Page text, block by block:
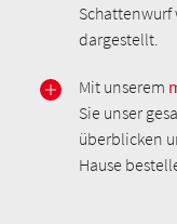
dargestellt.
Mit unserem
Sie unser
überblicken
Hause